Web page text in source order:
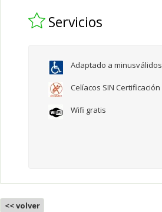
Servicios
Adaptado a minusválidos
Celíacos SIN Certificación
Wifi gratis
<< volver